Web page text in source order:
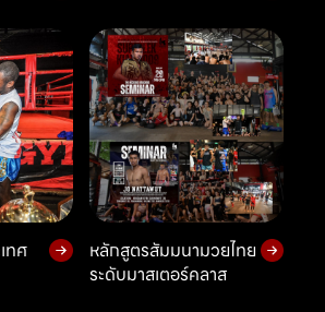
ทศ
หลักสูตรสัมมนามวยไทย
ระดับมาสเตอร์คลาส